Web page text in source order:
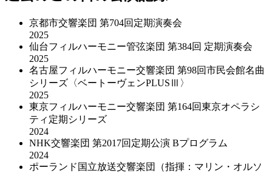
京都市交響楽団 第704回定期演奏会
2025
仙台フィルハーモニー管弦楽団 第384回 定期演奏会
2025
名古屋フィルハーモニー交響楽団 第98回市民会館名曲
シリーズ〈ベートーヴェンPLUSⅢ〉
2025
東京フィルハーモニー交響楽団 第164回東京オペラシ
ティ定期シリーズ
2024
NHK交響楽団 第2017回定期公演 Bプログラム
2024
ポーランド国立放送交響楽団（指揮：マリン・オルソ